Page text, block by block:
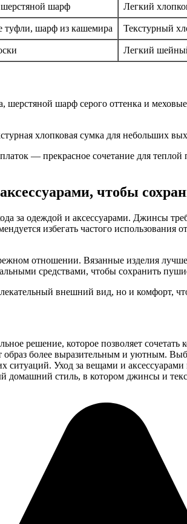
шарф Легкий
туфли, шарф из кашемира Текстурный
Легкий
шарф серого оттенка и
хлопковая сумка для небольших
— прекрасное сочетание для
чтобы
за одеждой и аксессуарами. Джинсы
избегать частого
отношении. Вязанные изделия
средствами, чтобы сохранить
внешний вид, но и комфорт,
решение, которое позволяет
образ более выразительным и уютным.
Уход за вещами и
стиль, в котором джинсы и